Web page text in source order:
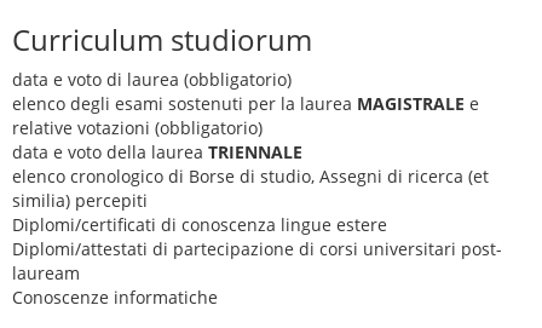
Curriculum studiorum
data e voto di laurea (obbligatorio)
elenco degli esami sostenuti per la laurea MAGISTRALE e
relative votazioni (obbligatorio)
data e voto della laurea TRIENNALE
elenco cronologico di Borse di studio, Assegni di ricerca (et
similia) percepiti
Diplomi/certificati di conoscenza lingue estere
Diplomi/attestati di partecipazione di corsi universitari post-
lauream
Conoscenze informatiche